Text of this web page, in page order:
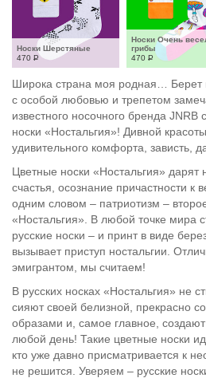
Носки Шерстяные
470 Р
Носки Очень
грибы
470 Р
Широка страна моя родная… Берет
с особой любовью и трепетом
известного носочного бренда JNRB
носки «Ностальгия»! Дивной
удивительного комфорта, зависть,
Цветные носки «Ностальгия» дарят
счастья, осознание причастности к
одним словом – патриотизм –
«Ностальгия». В любой точке мира
русские носки – и принт в виде
вызывает приступ ностальгии.
эмигрантом, мы считаем!
В русских носках «Ностальгия» не
сияют своей белизной, прекрасно
образами и, самое главное,
любой день! Такие цветные носки
кто уже давно присматривается к
не решится. Уверяем – русские